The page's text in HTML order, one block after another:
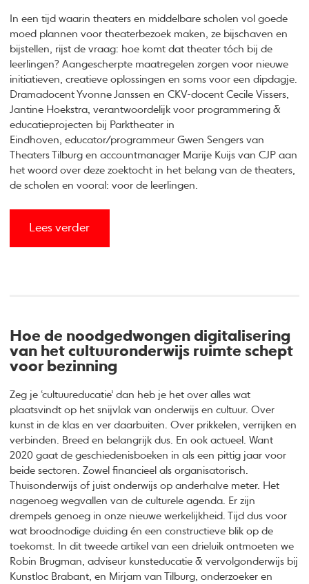
In een tijd waarin theaters en middelbare scholen vol goede
moed plannen voor theaterbezoek maken, ze bijschaven en
bijstellen, rijst de vraag: hoe komt dat theater tóch bij de
leerlingen? Aangescherpte maatregelen zorgen voor nieuwe
initiatieven, creatieve oplossingen en soms voor een dipdagje.
Dramadocent Yvonne Janssen en CKV-docent Cecile Vissers,
Jantine Hoekstra, verantwoordelijk voor programmering &
educatieprojecten bij Parktheater in
Eindhoven, educator/programmeur Gwen Sengers van
Theaters Tilburg en accountmanager Marije Kuijs van CJP aan
het woord over deze zoektocht in het belang van de theaters,
de scholen en vooral: voor de leerlingen.
Lees verder
Hoe de noodgedwongen digitalisering
van het cultuuronderwijs ruimte schept
voor bezinning
Zeg je ‘cultuureducatie’ dan heb je het over alles wat
plaatsvindt op het snijvlak van onderwijs en cultuur. Over
kunst in de klas en ver daarbuiten. Over prikkelen, verrijken en
verbinden. Breed en belangrijk dus. En ook actueel. Want
2020 gaat de geschiedenisboeken in als een pittig jaar voor
beide sectoren. Zowel financieel als organisatorisch.
Thuisonderwijs of juist onderwijs op anderhalve meter. Het
nagenoeg wegvallen van de culturele agenda. Er zijn
drempels genoeg in onze nieuwe werkelijkheid. Tijd dus voor
wat broodnodige duiding én een constructieve blik op de
toekomst. In dit tweede artikel van een drieluik ontmoeten we
Robin Brugman, adviseur kunsteducatie & vervolgonderwijs bij
Kunstloc Brabant, en Mirjam van Tilburg, onderzoeker en